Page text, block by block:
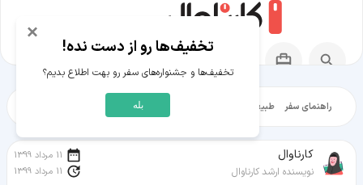
راهنمای سفر طبیعت‌گردی شهرگردی
کارناوال
نویسنده ارشد کارناوال
11 مرداد 1399
11 مرداد 1399
×
تخفیف‌ها رو از دست نده!
تخفیف‌ها و جشنواره‌های سفر رو بهت اطلاع بدیم؟
بله